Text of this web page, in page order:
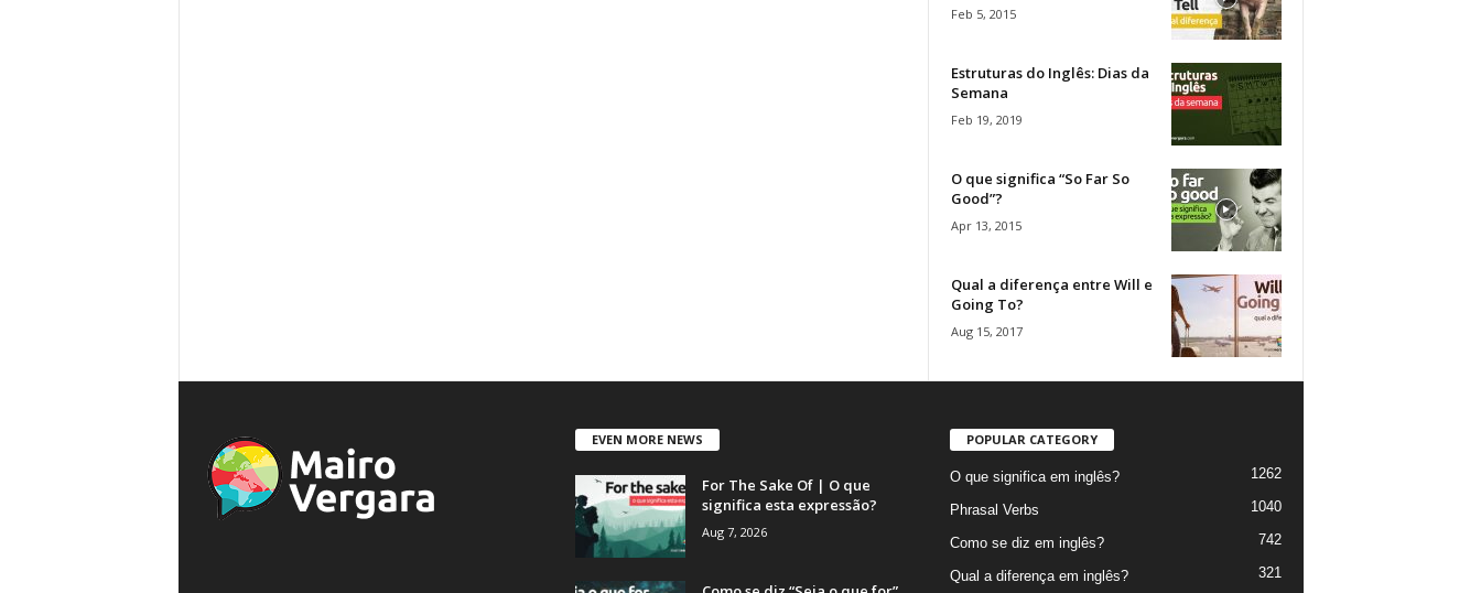
Feb 5, 2015
Estruturas do Inglês: Dias da
Semana
Feb 19, 2019
O que significa “So Far So
Good”?
Apr 13, 2015
Qual a diferença entre Will e
Going To?
Aug 15, 2017
EVEN MORE NEWS
For The Sake Of | O que
significa esta expressão?
Aug 7, 2026
POPULAR CATEGORY
O que significa em inglês? 1262
Phrasal Verbs 1040
Como se diz em inglês? 742
Qual a diferença em inglês? 321